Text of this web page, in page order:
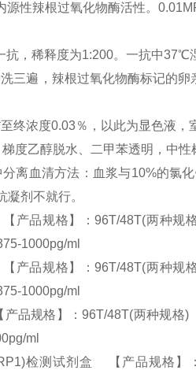
源性辣根过氧化物酶活性。
抗，稀释度为1:200。一抗中37℃
三遍，辣根过氧化物酶标记的
至终浓度0.03％，以此为显色液，
度乙醇脱水、二甲苯透明，中性
分离血清方法：血浆与10%的氯
剂不就行。
产品规格】：96T/48T(两种
1000pg/ml
产品规格】：96T/48T(两种
1000pg/ml
品规格】：96T/48T(两种规
ml
检测试剂盒 【产品规格】